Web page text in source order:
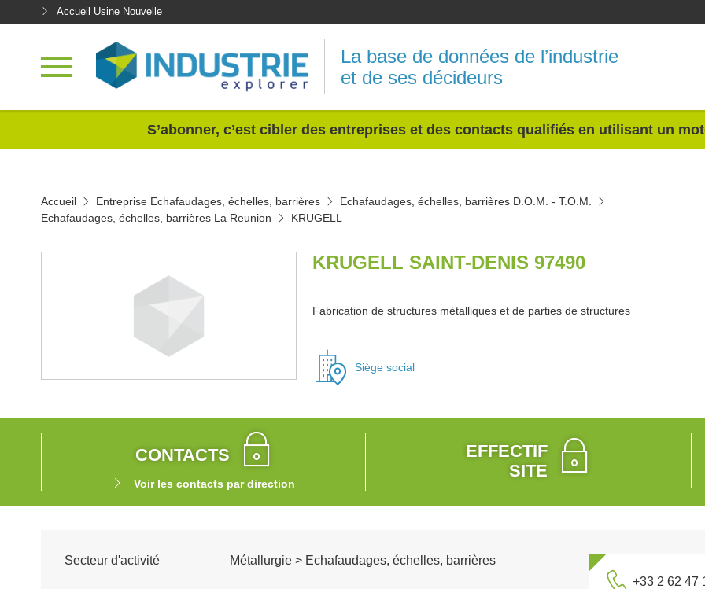
Accueil Usine Nouvelle
La base de données de l’industrie
et de ses décideurs
S’abonner, c’est cibler des entreprises et des contacts qualifiés en utilisant un
Accueil Entreprise Echafaudages, échelles, barrières
Echafaudages, échelles, barrières D.O.M. - T.O.M.
Echafaudages, échelles, barrières La Reunion
KRUGELL
KRUGELL SAINT-DENIS 97490
Fabrication de structures métalliques et de parties de structures
Siège social
CONTACTS
Voir les contacts par direction
EFFECTIF
SITE
Secteur d'activité Métallurgie > Echafaudages, échelles, barrières
+33 2 62 47